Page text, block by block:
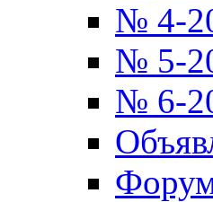
№ 4-
№ 5-
№ 6-